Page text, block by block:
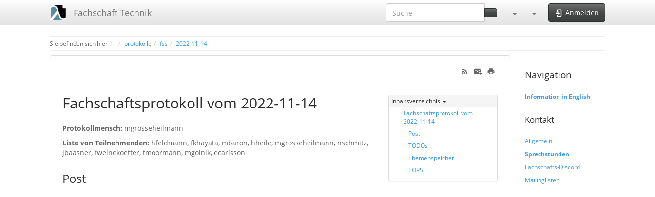
Fachschaft Technik Anmelden
Sie befinden sich hier Homeprotokolle fss 2022-11-14
Inhaltsverzeichnis
Fachschaftsprotokoll vom
2022-11-14
Post
TODOs
Themenspeicher
TOPS
Fachschaftsprotokoll vom 2022-11-14
Protokollmensch: mgrosseheilmann
Liste von Teilnehmenden: hfeldmann, fkhayata, mbaron, hheile, mgrosseheilmann, nschmitz,
jbaasner, fweinekoetter, tmoormann, mgolnik, ecarlsson
Post
Navigation
Information in English
Kontakt
Allgemein
Sprechstunden
Fachschafts-Discord
Mailinglisten